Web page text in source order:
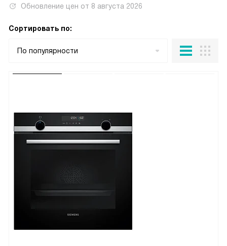
Обновление цен от 8 августа 2026
Сортировать по:
По популярности